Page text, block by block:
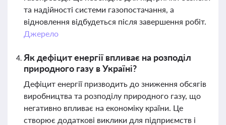
та надійності системи газопостачання, а
відновлення відбудеться після завершення робіт.
Джерело
Як дефіцит енергії впливає на розподіл
природного газу в Україні?
Дефіцит енергії призводить до зниження обсягів
виробництва та розподілу природного газу, що
негативно впливає на економіку країни. Це
створює додаткові виклики для підприємств і